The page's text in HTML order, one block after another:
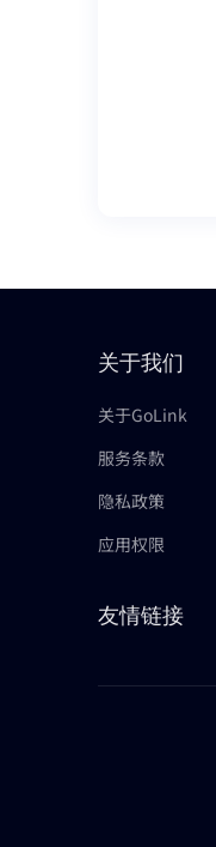
关于我们
关于GoLink
服务条款
隐私政策
应用权限
友情链接